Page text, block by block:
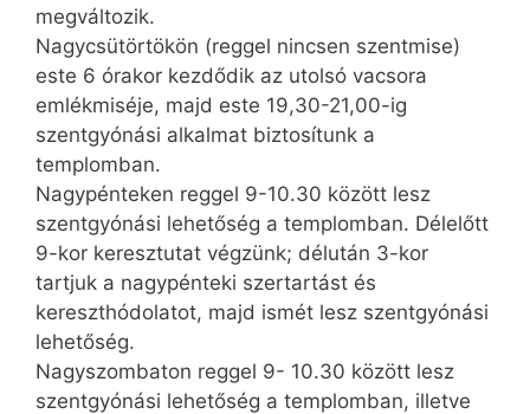
megváltozik.
Nagycsütörtökön (reggel nincsen szentmise)
este 6 órakor kezdődik az utolsó vacsora
emlékmiséje, majd este 19,30-21,00-ig
szentgyónási alkalmat biztosítunk a
templomban.
Nagypénteken reggel 9-10.30 között lesz
szentgyónási lehetőség a templomban. Délelőtt
9-kor keresztutat végzünk; délután 3-kor
tartjuk a nagypénteki szertartást és
kereszthódolatot, majd ismét lesz szentgyónási
lehetőség.
Nagyszombaton reggel 9- 10.30 között lesz
szentgyónási lehetőség a templomban, illetve